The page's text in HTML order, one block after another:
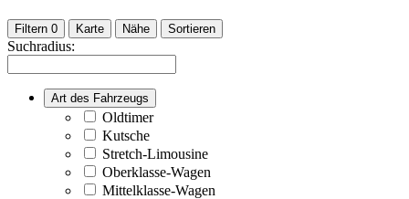
Filtern 0 Karte Nähe Sortieren
Suchradius:
Art des Fahrzeugs
Oldtimer
Kutsche
Stretch-Limousine
Oberklasse-Wagen
Mittelklasse-Wagen